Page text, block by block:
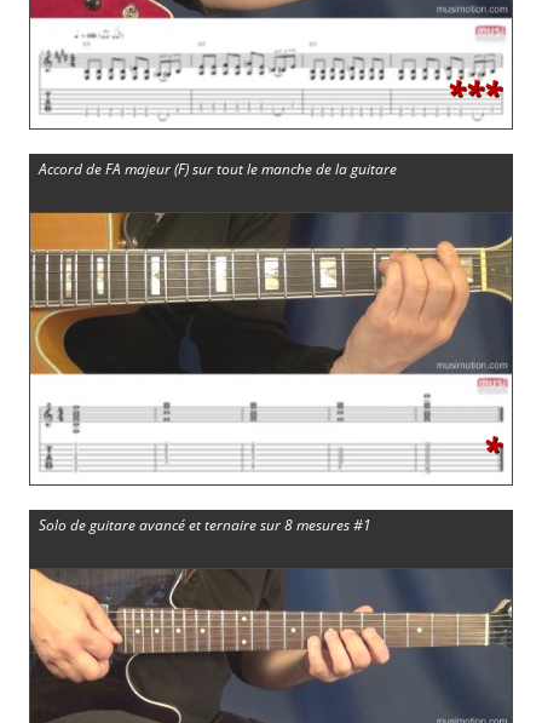
***
Accord de FA majeur (F) sur tout le manche de la guitare
*
Solo de guitare avancé et ternaire sur 8 mesures #1